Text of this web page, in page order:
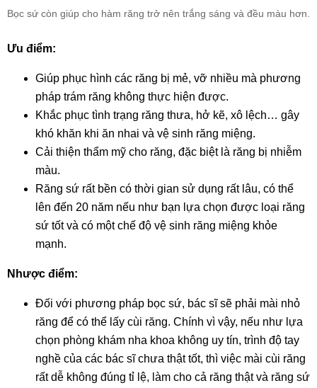
Bọc sứ còn giúp cho hàm răng trở nên trắng sáng và đều màu hơn.
Ưu điểm:
Giúp phục hình các răng bị mẻ, vỡ nhiều mà phương
pháp trám răng không thực hiện được.
Khắc phục tình trạng răng thưa, hở kẽ, xô lệch… gây
khó khăn khi ăn nhai và vệ sinh răng miệng.
Cải thiện thẩm mỹ cho răng, đặc biệt là răng bị nhiễm
màu.
Răng sứ rất bền có thời gian sử dụng rất lâu, có thể
lên đến 20 năm nếu như bạn lựa chọn được loại răng
sứ tốt và có một chế độ vệ sinh răng miệng khỏe
mạnh.
Nhược điểm:
Đối với phương pháp bọc sứ, bác sĩ sẽ phải mài nhỏ
răng để có thể lấy cùi răng. Chính vì vậy, nếu như lựa
chọn phòng khám nha khoa không uy tín, trình độ tay
nghề của các bác sĩ chưa thật tốt, thì việc mài cùi răng
rất dễ không đúng tỉ lệ, làm cho cả răng thật và răng sứ